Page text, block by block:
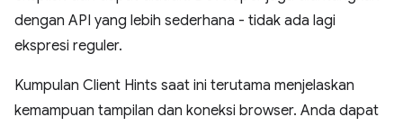
dengan API yang lebih sederhana - tidak ada lagi
ekspresi reguler.
Kumpulan Client Hints saat ini terutama menjelaskan
kemampuan tampilan dan koneksi browser. Anda dapat